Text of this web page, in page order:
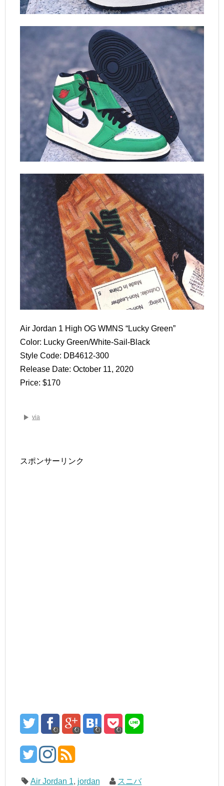
Air Jordan 1 High OG WMNS “Lucky Green”
Color: Lucky Green/White-Sail-Black
Style Code: DB4612-300
Release Date: October 11, 2020
Price: $170
via
スポンサーリンク
Air Jordan 1, jordan スニバ